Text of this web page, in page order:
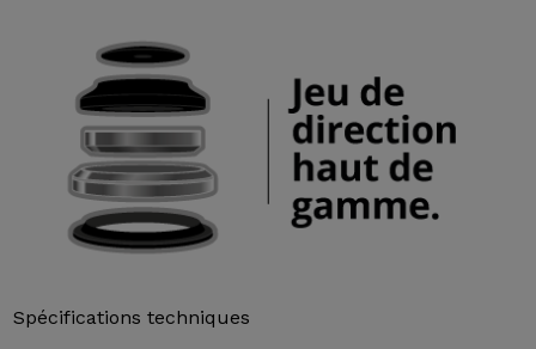
Spécifications techniques